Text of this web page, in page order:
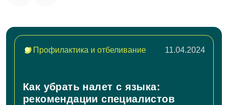
Профилактика и отбеливание 11.04.2024
Как убрать налет с языка:
рекомендации специалистов